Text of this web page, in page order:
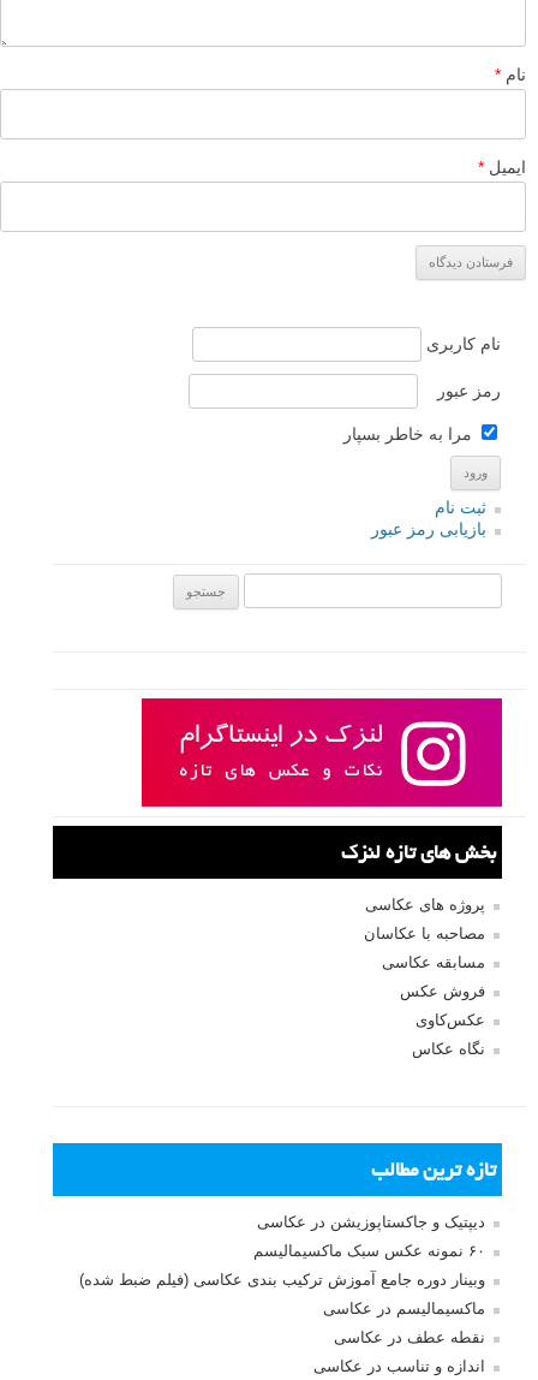
نام *
ایمیل *
نام کاربری
رمز عبور
مرا به خاطر بسپار
ثبت نام
بازیابی رمز عبور
بخش های تازه لنزک
پروژه های عکاسی
مصاحبه با عکاسان
مسابقه عکاسی
فروش عکس
عکس‌کاوی
نگاه عکاس
تازه ترین مطالب
دیپتیک و جاکستا‌پوزیشن در عکاسی
۶۰ نمونه عکس سبک ماکسیمالیسم
وبینار دوره جامع آموزش ترکیب بندی عکاسی (فیلم ضبط شده)
ماکسیمالیسم در عکاسی
نقطه عطف در عکاسی
اندازه و تناسب در عکاسی